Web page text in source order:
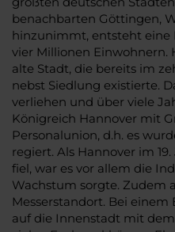
benachbarten Göttingen,
hinzunimmt, entsteht
vier Millionen Einwohnern.
alte Stadt, die bereits im
nebst Siedlung existierte.
verliehen und über viele
Königreich Hannover mit
Personalunion, d.h. es
regiert. Als Hannover im
fiel, war es vor allem die
Wachstum sorgte. Zudem
Messerstandort. Bei
auf die Innenstadt mit